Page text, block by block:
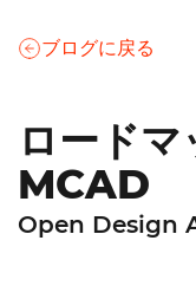
ブログに戻る
ロード
MCAD
Open Design